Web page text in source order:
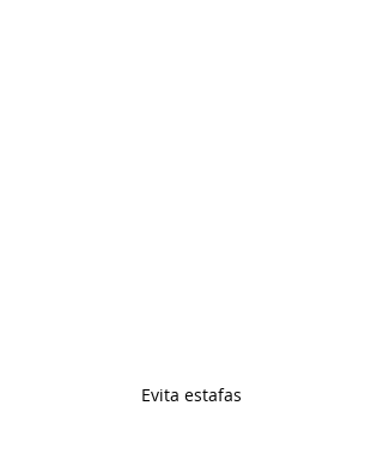
Evita estafas